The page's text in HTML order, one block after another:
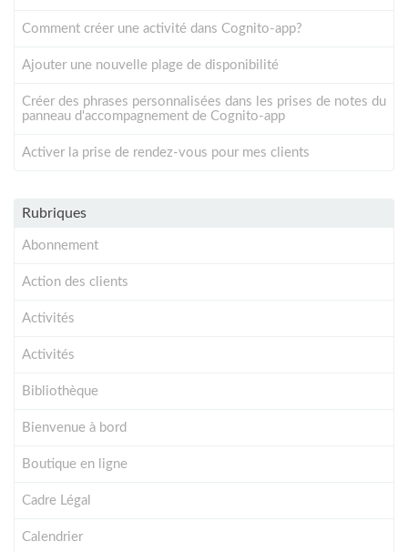
Comment créer une activité dans Cognito-app?
Ajouter une nouvelle plage de disponibilité
Créer des phrases personnalisées dans les prises de notes du
panneau d'accompagnement de Cognito-app
Activer la prise de rendez-vous pour mes clients
Rubriques
Abonnement
Action des clients
Activités
Activités
Bibliothèque
Bienvenue à bord
Boutique en ligne
Cadre Légal
Calendrier